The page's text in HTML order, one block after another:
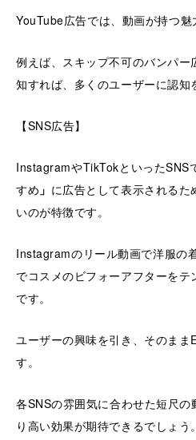
YouTube広告では、動画が持つ魅
例えば、スキップ不可のバンパ
知すれば、多くのユーザーに認知
【SNS広告】
InstagramやTikTokといったSNS
すめ 」 に広告として表示される
いのが特徴です。
Instagramのリール動画で洋服の
でコスメのビフォーアフターを
です。
ユーザーの興味を引き、そのまま
す。
各SNSの雰囲気に合わせた短尺の
り高い効果が期待できるでしょう。